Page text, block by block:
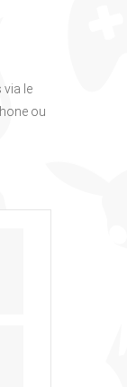
via le
ou